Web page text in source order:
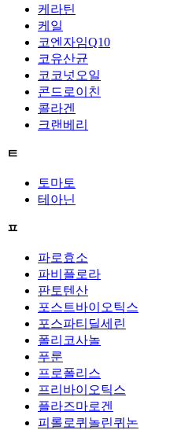
케라틴
케일
코엔자임Q10
코유산균
코코넛오일
콘드로이친
콜라겐
크랜베리
ㅌ
토마토
테아닌
ㅍ
파로효소
파비플로라
판토텐산
포스트바이오틱스
포스파티딜세린
폴리코사놀
푸룬
프로폴리스
프리바이오틱스
플라즈마로겐
피롤로퀴놀린퀴논